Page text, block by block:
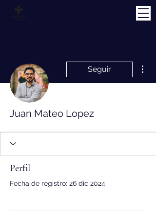
Seguir
Juan Mateo Lopez
Perfil
Fecha de registro: 26 dic 2024